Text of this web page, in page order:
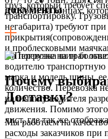
и крюки на концах,
груз, который требует
транспортировку.
негабарита) требуют
и проблесковыми
документы
На погрузке на трал
водителю
марка и модель шины, ее
количество. Перевозка
наличии у водителя
движения. Помимо
лист, где так же
Почему
Доставку?
Мы работаем на
расходы заказчиков при